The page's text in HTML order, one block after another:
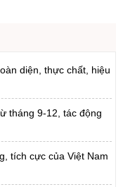
diện, thực chất, hiệu
tháng 9-12, tác động
tích cực của Việt Nam